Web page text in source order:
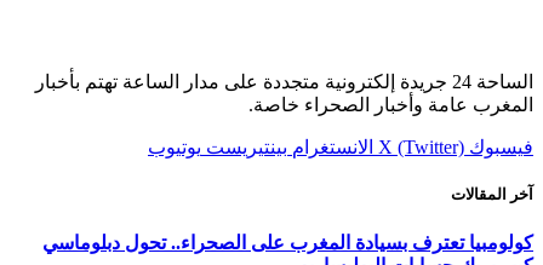
الساحة 24 جريدة إلكترونية متجددة على مدار الساعة تهتم بأخبار
المغرب عامة وأخبار الصحراء خاصة.
فيسبوك X (Twitter) الانستغرام بينتيريست يوتيوب
آخر المقالات
كولومبيا تعترف بسيادة المغرب على الصحراء.. تحول دبلوماسي